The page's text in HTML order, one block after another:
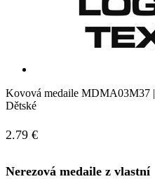
Kovová medaile MDMA03M37 |
Dětské
2.79 €
Nerezová medaile z vlastní